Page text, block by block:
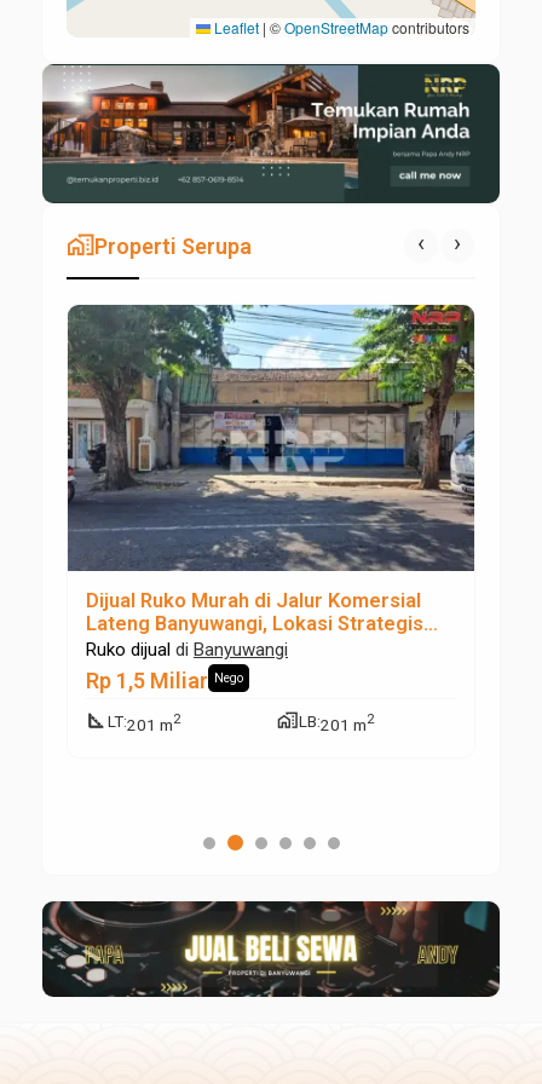
Leaflet | ©OpenStreetMapcontributors
maps_home_workProperti Serupa
Dijual Ruko Murah di Jalur Komersial
Lateng Banyuwangi, Lokasi Strategis
untuk Investasi dan Usaha
Ruko dijual di Banyuwangi
Rp 1,5 Miliar Nego
square_footLT:201 m2 maps_home_workLB:201 m2
‹ ›